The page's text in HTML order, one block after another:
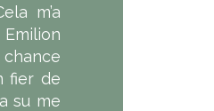
m’a
fier de
su me